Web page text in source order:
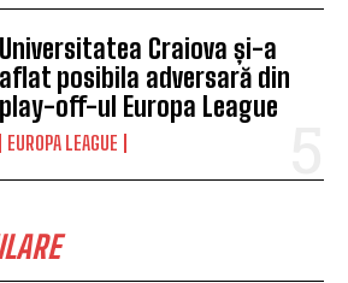
Universitatea Craiova și-a
aflat posibila adversară din
play-off-ul Europa League
EUROPA LEAGUE